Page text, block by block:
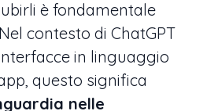
è fondamentale
contesto di ChatGPT
in linguaggio
questo significa
nelle